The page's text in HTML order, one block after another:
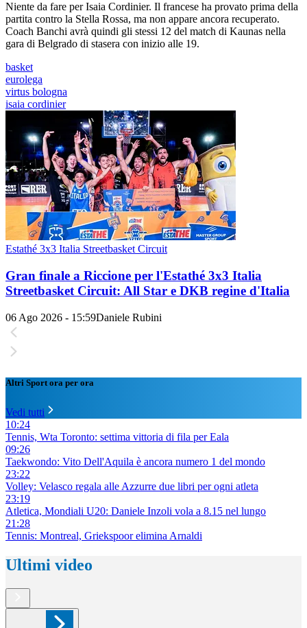
Niente da fare per Isaia Cordinier. Il francese ha provato prima della
partita contro la Stella Rossa, ma non appare ancora recuperato.
Coach Banchi avrà quindi gli stessi 12 del match di Kaunas nella
gara di Belgrado di stasera con inizio alle 19.
basket
eurolega
virtus bologna
isaia cordinier
Estathé 3x3 Italia Streetbasket Circuit
Gran finale a Riccione per l'Estathé 3x3 Italia
Streetbasket Circuit: All Star e DKB regine d'Italia
06 Ago 2026 - 15:59Daniele Rubini
Altri Sport ora per ora
Vedi tutti
10:24
Tennis, Wta Toronto: settima vittoria di fila per Eala
09:26
Taekwondo: Vito Dell'Aquila è ancora numero 1 del mondo
23:22
Volley: Velasco regala alle Azzurre due libri per ogni atleta
23:19
Atletica, Mondiali U20: Daniele Inzoli vola a 8.15 nel lungo
21:28
Tennis: Montreal, Griekspoor elimina Arnaldi
Ultimi video